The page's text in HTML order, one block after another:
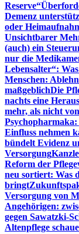
Reserve“
Demenz
oder
Unsichtbarer
(auch) ein
nur die
Lebensalter“:
Menschen:
maßgeblichDie
nachts eine
mehr, als nicht
Psychopharmaka:
Einfluss nehmen
bündelt Evidenz
Versorgung
Reform der
neu sortiert: Was
bringt
Versorgung von
Angehörigen:
gegen Sawatzki-
Altenpflege